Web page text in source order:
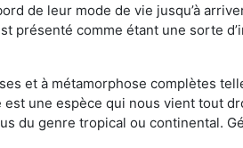
de leur mode de vie jusqu’à
présenté comme étant une sorte
et à métamorphose complètes
une espèce qui nous vient tout
du genre tropical ou continental.